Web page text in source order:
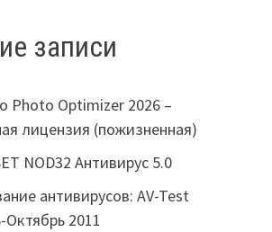
записи
Photo Optimizer 2026 –
лицензия (пожизненная)
NOD32 Антивирус 5.0
антивирусов: AV-Test
Октябрь 2011